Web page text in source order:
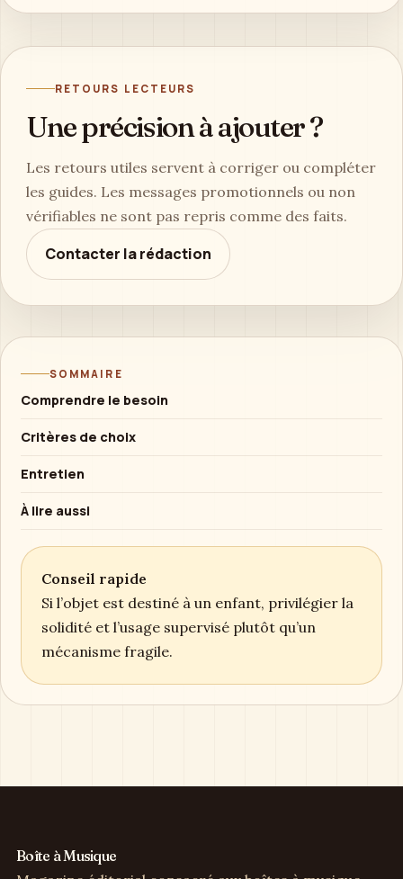
RETOURS LECTEURS
Une précision à ajouter ?
Les retours utiles servent à corriger ou compléter
les guides. Les messages promotionnels ou non
vérifiables ne sont pas repris comme des faits.
Contacter la rédaction
SOMMAIRE
Comprendre le besoin
Critères de choix
Entretien
À lire aussi
Conseil rapide
Si l’objet est destiné à un enfant, privilégier la
solidité et l’usage supervisé plutôt qu’un
mécanisme fragile.
Boîte à Musique